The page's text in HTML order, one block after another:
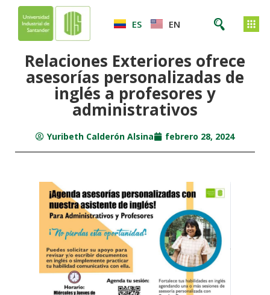
ES EN
Relaciones Exteriores ofrece
asesorías personalizadas de
inglés a profesores y
administrativos
Yuribeth Calderón Alsina febrero 28, 2024